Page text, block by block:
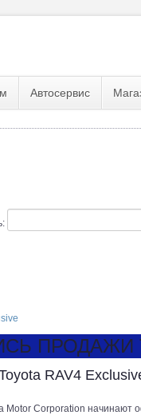
Автосервис
ПРОДАЖИ
RAV4
Motor Corporation начинают